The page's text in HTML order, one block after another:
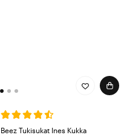
Beez Tukisukat Ines Kukka